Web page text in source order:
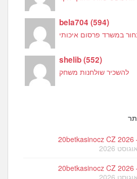
bela704(594)
במשרד פרסום איכותי
shelib(552)
להשכיר שולחנות משחק
20betkasinocz CZ
20betkasinocz CZ